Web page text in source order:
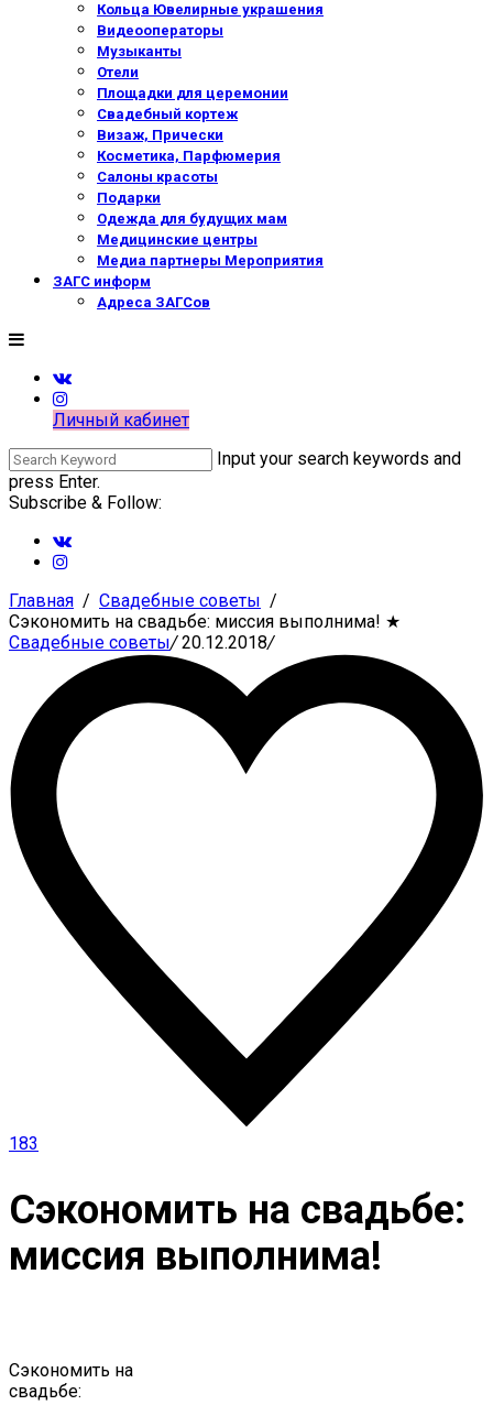
Кольца Ювелирные украшения
Видеооператоры
Музыканты
Отели
Площадки для церемонии
Свадебный кортеж
Визаж, Прически
Косметика, Парфюмерия
Салоны красоты
Подарки
Одежда для будущих мам
Медицинские центры
Медиа партнеры Мероприятия
ЗАГС информ
Адреса ЗАГСов
Личный кабинет
Input your search keywords and
press Enter.
Subscribe & Follow:
Главная
Свадебные советы
Сэкономить на свадьбе: миссия выполнима! ★
Свадебные советы/20.12.2018/
183
Сэкономить на свадьбе:
миссия выполнима!
Сэкономить на
свадьбе: